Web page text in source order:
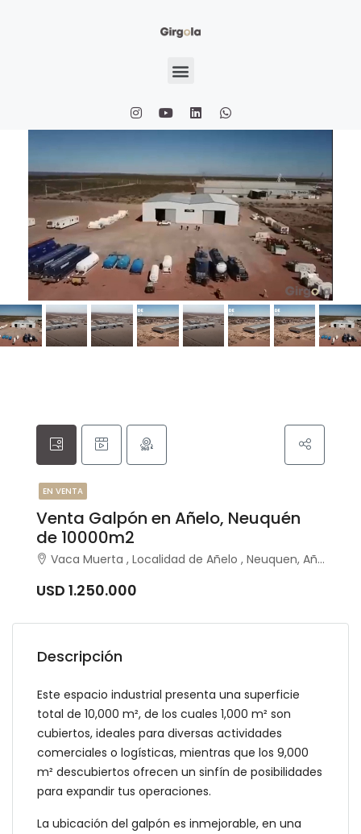
EN VENTA
Venta Galpón en Añelo, Neuquén
de 10000m2
Vaca Muerta , Localidad de Añelo , Neuquen, Añelo, Añelo
USD 1.250.000
Descripción
Este espacio industrial presenta una superficie
total de 10,000 m², de los cuales 1,000 m² son
cubiertos, ideales para diversas actividades
comerciales o logísticas, mientras que los 9,000
m² descubiertos ofrecen un sinfín de posibilidades
para expandir tus operaciones.
La ubicación del galpón es inmejorable, en una